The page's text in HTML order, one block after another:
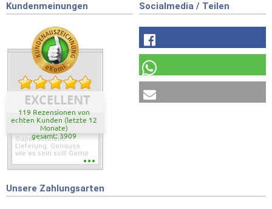
Kundenmeinungen
EXCELLENT
119 Rezensionen von
echten Kunden (letzte 12
Monate)
gesamt: 3909
Super schnelle
Lieferung. Genauso
wie es sein soll! Gerne
wieder wenn ich was
Socialmedia / Teilen
Unsere Zahlungsarten